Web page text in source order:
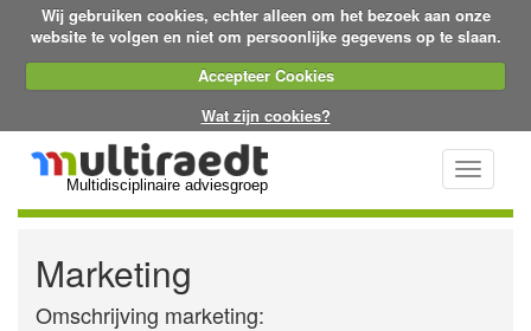
Wij gebruiken cookies, echter alleen om het bezoek aan onze
website te volgen en niet om persoonlijke gegevens op te slaan.
Accepteer Cookies
Wat zijn cookies?
Multidisciplinaire adviesgroep
Toggle
Marketing
Omschrijving marketing: